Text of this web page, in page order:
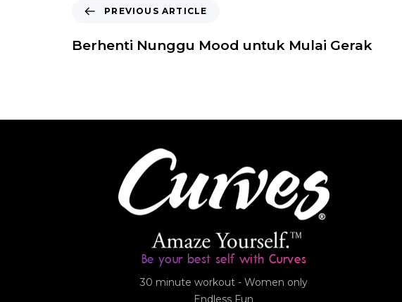
PREVIOUS ARTICLE
Berhenti Nunggu Mood untuk Mulai Gerak
Be your best self with Curves
30 minute workout - Women only
Endless Fun